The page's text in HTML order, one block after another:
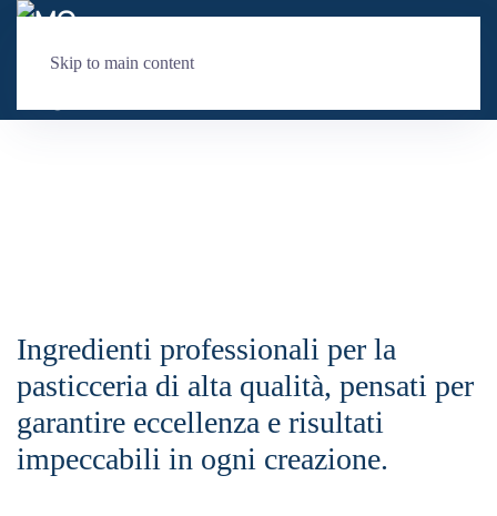
Skip to main content
Ingredienti professionali per la
pasticceria di alta qualità, pensati per
garantire eccellenza e risultati
impeccabili in ogni creazione.